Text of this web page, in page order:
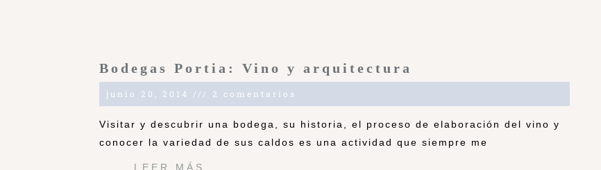
Bodegas Portia: Vino y arquitectura
junio 20, 2014 2 comentarios
Visitar y descubrir una bodega, su historia, el proceso de elaboración del vino y
conocer la variedad de sus caldos es una actividad que siempre me
LEER MÁS